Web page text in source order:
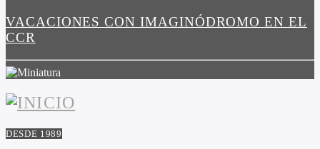
VACACIONES CON IMAGINÓDROMO EN EL
CCR
DESDE 1989